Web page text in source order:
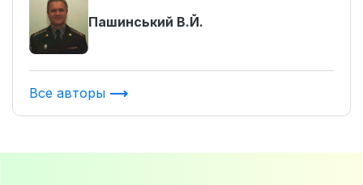
Пашинський В.Й.
Все авторы